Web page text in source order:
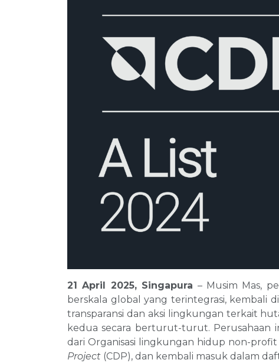
21 April 2025, Singapura – Musim Mas,
berskala global yang terintegrasi, kembali
transparansi dan aksi lingkungan terkait
kedua secara berturut-turut. Perusahaan
dari Organisasi lingkungan hidup non-profit
Project (CDP), dan kembali masuk dalam